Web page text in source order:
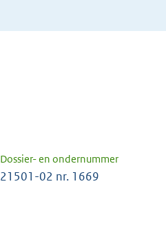
Dossier- en ondernummer
21501-02 nr. 1669